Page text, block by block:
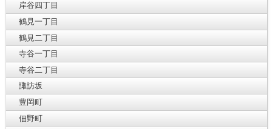
岸谷四丁目
鶴見一丁目
鶴見二丁目
寺谷一丁目
寺谷二丁目
諏訪坂
豊岡町
佃野町